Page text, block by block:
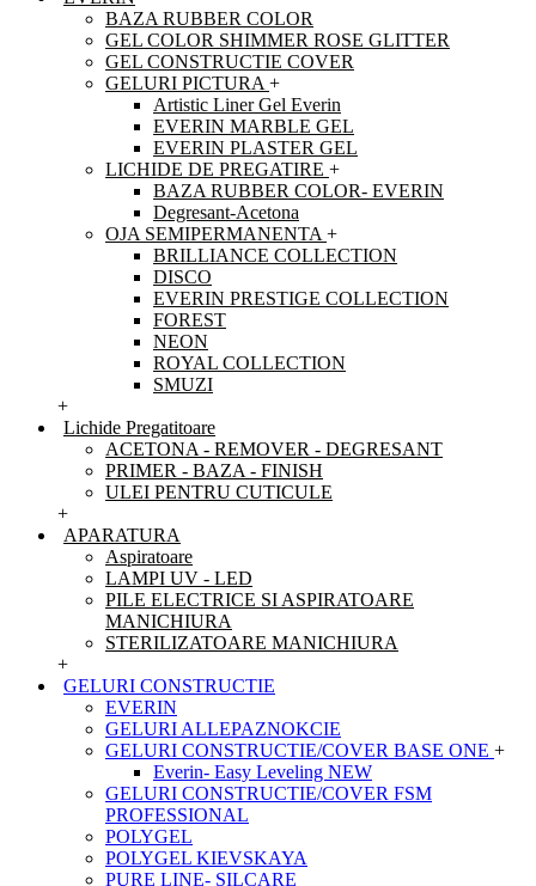
BAZA RUBBER COLOR
GEL COLOR SHIMMER ROSE GLITTER
GEL CONSTRUCTIE COVER
GELURI PICTURA +
Artistic Liner Gel Everin
EVERIN MARBLE GEL
EVERIN PLASTER GEL
LICHIDE DE PREGATIRE +
BAZA RUBBER COLOR- EVERIN
Degresant-Acetona
OJA SEMIPERMANENTA +
BRILLIANCE COLLECTION
DISCO
EVERIN PRESTIGE COLLECTION
FOREST
NEON
ROYAL COLLECTION
SMUZI
+
Lichide Pregatitoare
ACETONA - REMOVER - DEGRESANT
PRIMER - BAZA - FINISH
ULEI PENTRU CUTICULE
+
APARATURA
Aspiratoare
LAMPI UV - LED
PILE ELECTRICE SI ASPIRATOARE
MANICHIURA
STERILIZATOARE MANICHIURA
+
GELURI CONSTRUCTIE
EVERIN
GELURI ALLEPAZNOKCIE
GELURI CONSTRUCTIE/COVER BASE ONE +
Everin- Easy Leveling NEW
GELURI CONSTRUCTIE/COVER FSM
PROFESSIONAL
POLYGEL
POLYGEL KIEVSKAYA
PURE LINE- SILCARE